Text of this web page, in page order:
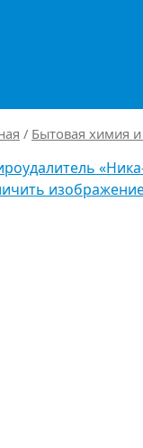
/ Бытовая химия